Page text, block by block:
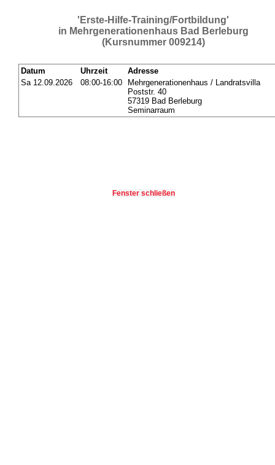
'Erste-Hilfe-Training/Fortbildung'
in Mehrgenerationenhaus Bad Berleburg
(Kursnummer 009214)
Datum Uhrzeit
Adresse
Sa 12.09.2026
08:00-16:00
Mehrgenerationenhaus / Landratsvilla
Poststr. 40
57319 Bad Berleburg
Seminarraum
Fenster schließen